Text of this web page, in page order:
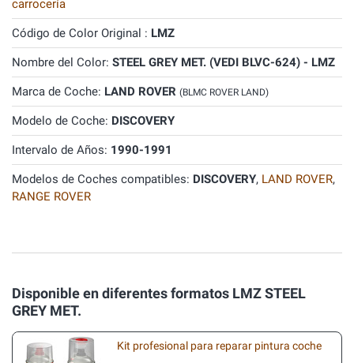
carrocería
Código de Color Original : LMZ
Nombre del Color: STEEL GREY MET. (VEDI BLVC-624) - LMZ
Marca de Coche: LAND ROVER (BLMC ROVER LAND)
Modelo de Coche: DISCOVERY
Intervalo de Años: 1990-1991
Modelos de Coches compatibles: DISCOVERY, LAND ROVER,
RANGE ROVER
Disponible en diferentes formatos LMZ STEEL
GREY MET.
Kit profesional para reparar pintura coche